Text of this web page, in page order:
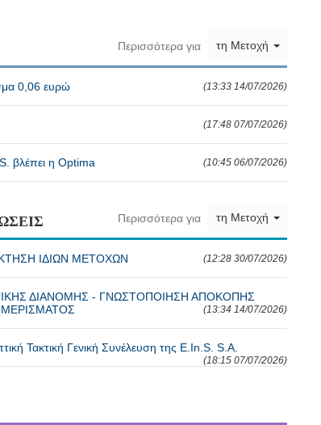
Περισσότερα για τη Μετοχή
0,06 ευρώ (13:33 14/07/2026)
(17:48 07/07/2026)
βλέπει η Optima (10:45 06/07/2026)
Περισσότερα για τη Μετοχή
ΙΔΙΩΝ ΜΕΤΟΧΩΝ (12:28 30/07/2026)
ΔΙΑΝΟΜΗΣ - ΓΝΩΣΤΟΠΟΙΗΣΗ ΑΠΟΚΟΠΗΣ
(13:34 14/07/2026)
Τακτική Γενική Συνέλευση της E.In.S. S.A.
(18:15 07/07/2026)